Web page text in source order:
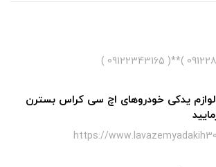
لوازم یدکی خودروهای اچ سی کراس بسترن
https://